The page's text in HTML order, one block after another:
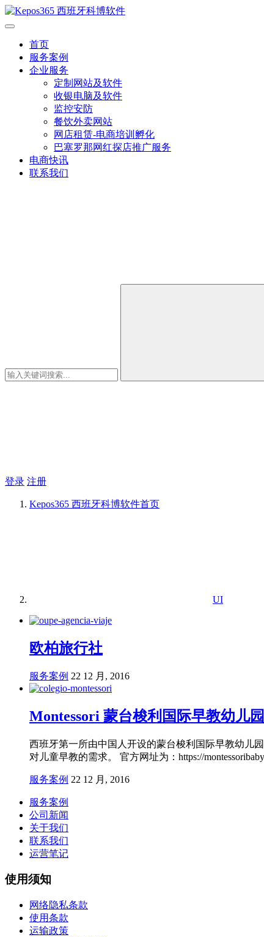
首页
服务案例
企业服务
定制网站及软件
收银电脑及软件
监控安防
餐饮外卖网站
网店租赁-电商培训孵化
巴塞罗那网红探店推广服务
电商快讯
联系我们
登录 注册
Kepos365 西班牙科博软件首页
UI
欧柏旅行社
服务案例 22 12 月, 2016
Montessori 蒙台梭利国际早教幼儿园
西班牙第一所由中国人开设的蒙台梭利国际早教幼儿
对儿童早教的需求。 官方网址为：https://
服务案例 22 12 月, 2016
服务案例
公司新闻
关于我们
联系我们
运营笔记
使用须知
网络隐私条款
使用条款
运输政策